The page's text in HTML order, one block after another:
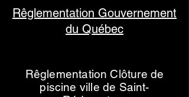
Rêglementation Gouvernement
du Québec
Rêglementation Clôture de
piscine ville de Saint-